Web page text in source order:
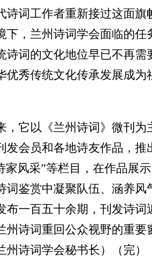
诗词工作者重新接过这面旗
下，兰州诗词学会面临的任
诗词的文化地位早已不再需
优秀传统文化传承发展成为
它以《兰州诗词》微刊为
发会员和各地诗友作品，推
家风采”等栏目，在作品展
词鉴赏中凝聚队伍、涵养风
布一百五十余期，刊发诗词
州诗词重回公众视野的重要
州诗词学会秘书长）（完）